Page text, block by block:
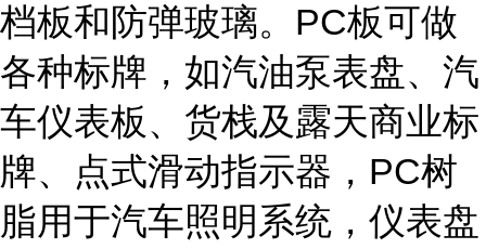
档板和防弹玻璃。PC板可做
各种标牌，如汽油泵表盘、汽
车仪表板、货栈及露天商业标
牌、点式滑动指示器，PC树
脂用于汽车照明系统，仪表盘